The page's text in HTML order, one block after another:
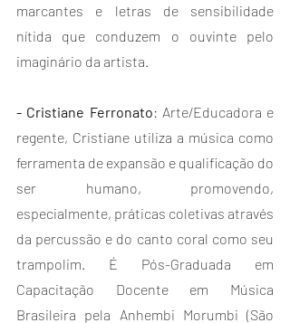
marcantes e letras de sensibilidade
nítida que conduzem o ouvinte pelo
imaginário da artista.
- Cristiane Ferronato: Arte/Educadora e
regente, Cristiane utiliza a música como
ferramenta de expansão e qualificação do
ser humano, promovendo,
especialmente, práticas coletivas através
da percussão e do canto coral como seu
trampolim. É Pós-Graduada em
Capacitação Docente em Música
Brasileira pela Anhembi Morumbi (São